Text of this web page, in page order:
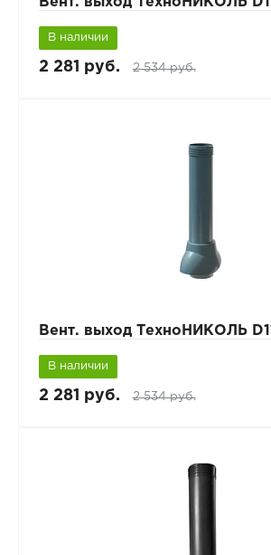
В наличии
2 281 руб. 2 534 руб.
Вент. выход ТехноНИКОЛЬ
В наличии
2 281 руб. 2 534 руб.